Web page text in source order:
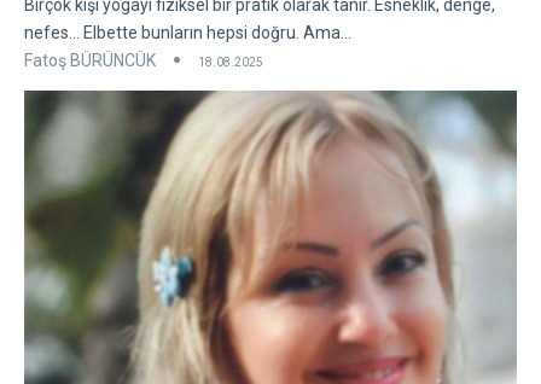
Birçok kişi yogayı fiziksel bir pratik olarak tanır. Esneklik, denge,
nefes... Elbette bunların hepsi doğru. Ama...
Fatoş BÜRÜNCÜK
18.08.2025